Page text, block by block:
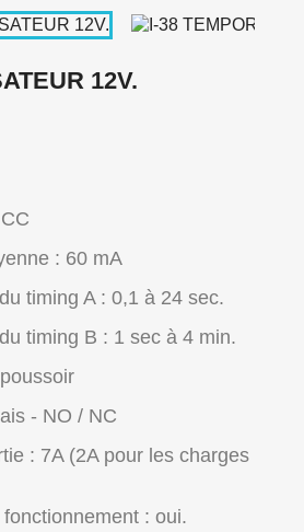
12V.
: 60 mA
timing A : 0,1 à 24 sec.
timing B : 1 sec à 4 min.
- NO / NC
: 7A (2A pour les charges
: oui.